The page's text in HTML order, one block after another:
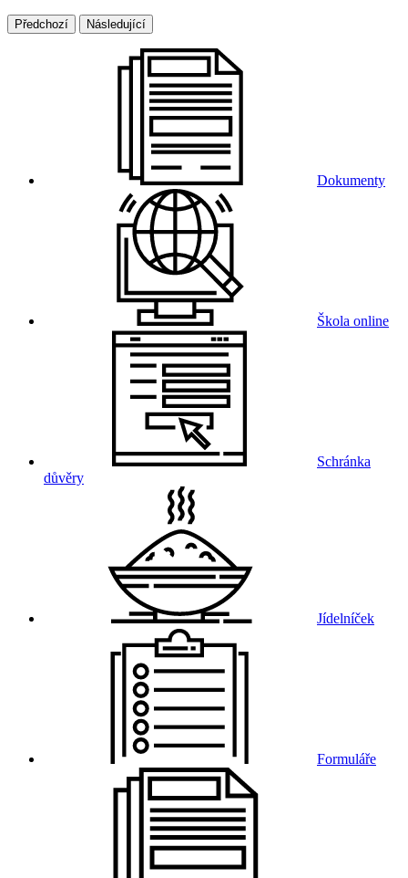
Předchozí Následující
Dokumenty
Škola online
Schránka
důvěry
Jídelníček
Formuláře